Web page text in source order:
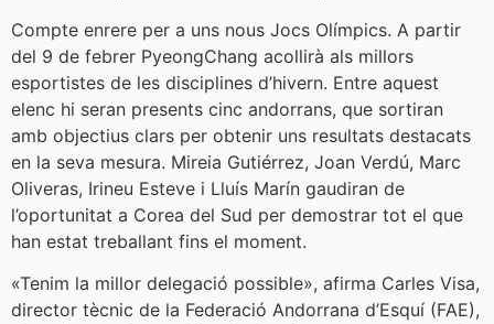
Compte enrere per a uns nous Jocs Olímpics. A partir
del 9 de febrer PyeongChang acollirà als millors
esportistes de les disciplines d’hivern. Entre aquest
elenc hi seran presents cinc andorrans, que sortiran
amb objectius clars per obtenir uns resultats destacats
en la seva mesura. Mireia Gutiérrez, Joan Verdú, Marc
Oliveras, Irineu Esteve i Lluís Marín gaudiran de
l’oportunitat a Corea del Sud per demostrar tot el que
han estat treballant fins el moment.
«Tenim la millor delegació possible», afirma Carles Visa,
director tècnic de la Federació Andorrana d’Esquí (FAE),